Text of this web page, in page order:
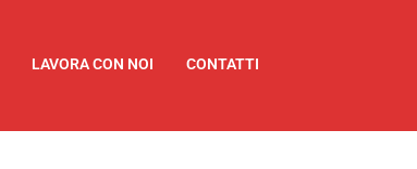
LAVORA CON NOI CONTATTI